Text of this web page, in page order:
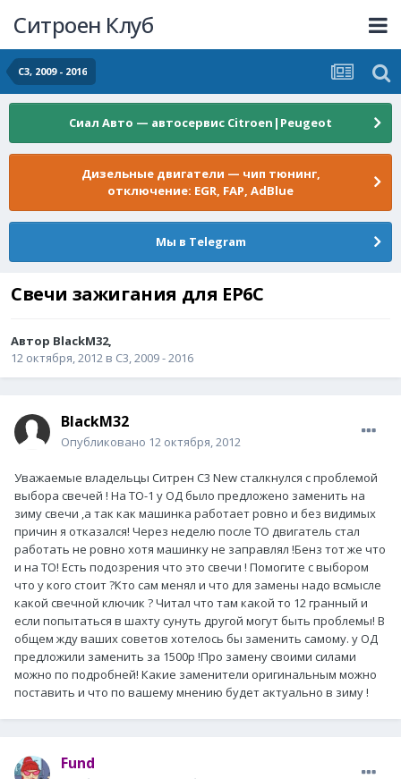
Ситроен Клуб
C3, 2009 - 2016
Сиал Авто — автосервис Citroen|Peugeot
Дизельные двигатели — чип тюнинг,
отключение: EGR, FAP, AdBlue
Мы в Telegram
Свечи зажигания для EP6C
Автор BlackM32,
12 октября, 2012 в C3, 2009 - 2016
BlackM32
Опубликовано 12 октября, 2012
Уважаемые владельцы Ситрен С3 New сталкнулся с проблемой
выбора свечей ! На TO-1 у ОД было предложено заменить на
зиму свечи ,а так как машинка работает ровно и без видимых
причин я отказался! Через неделю после ТО двигатель стал
работать не ровно хотя машинку не заправлял !Бенз тот же что
и на ТО! Есть подозрения что это свечи ! Помогите с выбором
что у кого стоит ?Кто сам менял и что для замены надо всмысле
какой свечной ключик ? Читал что там какой то 12 гранный и
если попытаться в шахту сунуть другой могут быть проблемы! В
общем жду ваших советов хотелось бы заменить самому. у ОД
предложили заменить за 1500р !Про замену своими силами
можно по подробней! Какие заменители оригинальным можно
поставить и что по вашему мнению будет актуально в зиму !
Fund